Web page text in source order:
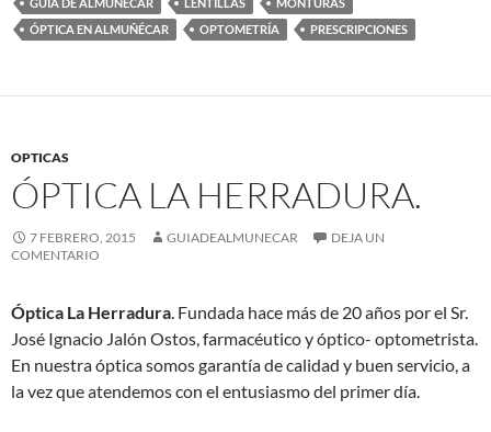
GUÍA DE ALMUÑÉCAR
LENTILLAS
MONTURAS
ÓPTICA EN ALMUÑÉCAR
OPTOMETRÍA PRESCRIPCIONES
OPTICAS
ÓPTICA LA HERRADURA.
7 FEBRERO, 2015 GUIADEALMUNECAR
DEJA UN
COMENTARIO
Óptica La Herradura. Fundada hace más de 20 años por el Sr.
José Ignacio Jalón Ostos, farmacéutico y óptico- optometrista.
En nuestra óptica somos garantía de calidad y buen servicio, a
la vez que atendemos con el entusiasmo del primer día.